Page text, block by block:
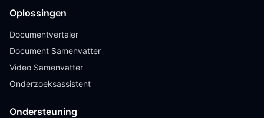
Oplossingen
Documentvertaler
Document Samenvatter
Video Samenvatter
Onderzoeksassistent
Ondersteuning